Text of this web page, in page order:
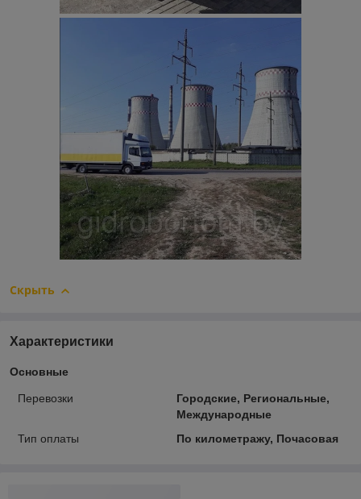
Скрыть
Характеристики
Основные
Перевозки
Городские, Региональные,
Международные
Тип оплаты
По километражу, Почасовая